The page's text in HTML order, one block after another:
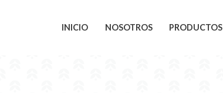
INICIO NOSOTROS PRODUCTOS